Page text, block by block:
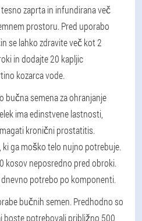
zaprta in infundirana več
prostoru. Pred uporabo
se lahko zdravite več kot 2
in dodajte 20 kapljic
kozarca vode.
bučna semena za ohranjanje
ima edinstvene lastnosti,
kronični prostatitis.
ga moško telo nujno potrebuje.
kosov neposredno pred obroki.
potrebo po komponenti.
bučnih semen. Predhodno so
boste potrebovali približno 500